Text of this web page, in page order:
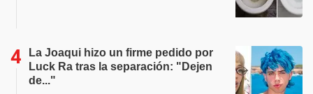
La Joaqui hizo un firme pedido por
Luck Ra tras la separación: "Dejen
de..."